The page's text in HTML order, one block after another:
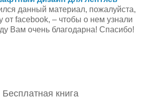
данный материал, пожалуйста,
от facebook, – чтобы о нем узнали
Вам очень благодарна! Спасибо!
Бесплатная книга